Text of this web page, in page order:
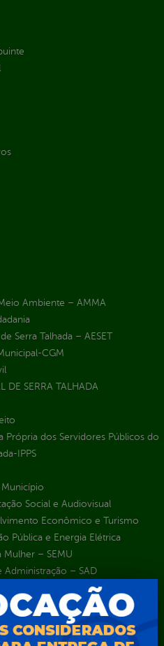
Ambiente – AMMA
Serra Talhada – AESET
CGM
DE SERRA TALHADA
Própria dos Servidores Públicos do
IPPS
Social e Audiovisual
Econômico e Turismo
Pública e Energia Elétrica
Mulher – SEMU
Administração – SAD
Agricultura e Recursos Hídricos –
Familiar – SEMAF
Educação – SEST
Esporte e Lazer – SEMEL